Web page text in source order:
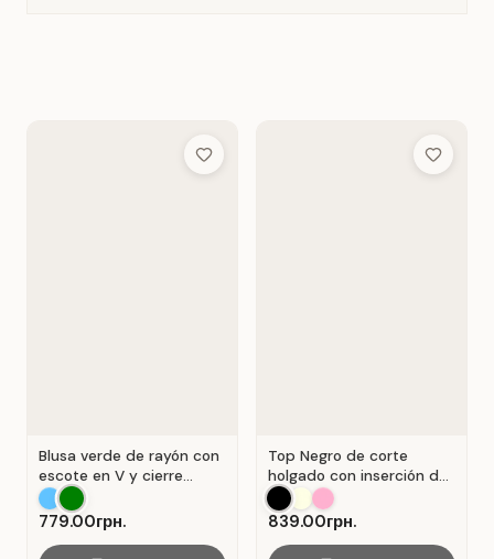
Add to Wish List
Blusa verde de rayón con
escote en V y cierre
Verde .
779.00грн.
Add to
Top Negro de corte
holgado con inserción de
encaje calado.
839.00грн.